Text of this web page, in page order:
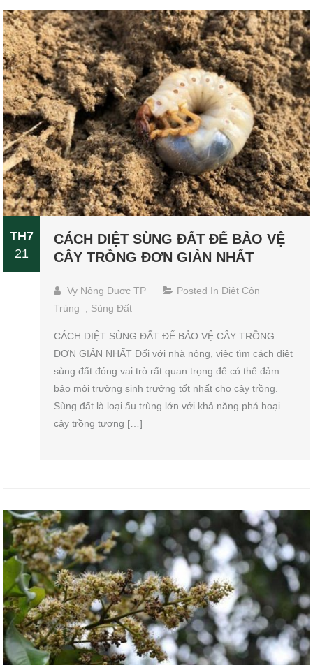
TH7
21
CÁCH DIỆT SÙNG ĐẤT ĐỂ BẢO VỆ
CÂY TRỒNG ĐƠN GIẢN NHẤT
Vy Nông Duợc TP Posted In Diệt Côn
Trùng
Sùng Đất
CÁCH DIỆT SÙNG ĐẤT ĐỂ BẢO VỆ CÂY TRỒNG
ĐƠN GIẢN NHẤT Đối với nhà nông, việc tìm cách diệt
sùng đất đóng vai trò rất quan trọng để có thể đảm
bảo môi trường sinh trưởng tốt nhất cho cây trồng.
Sùng đất là loại ấu trùng lớn với khả năng phá hoại
cây trồng tương […]